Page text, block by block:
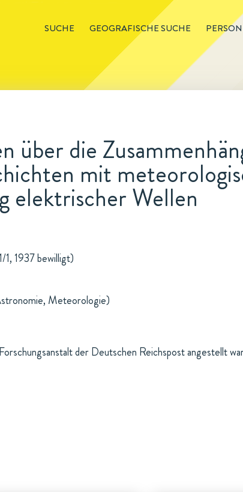
SUCHE GEOGRAFISCHE SUCHE
über die
mit
elektrischer Wellen
1937 bewilligt)
Meteorologie)
der Deutschen Reichspost angestellt